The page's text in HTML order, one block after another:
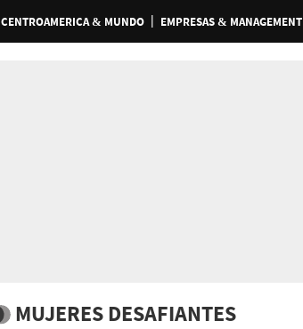
CENTROAMERICA & MUNDO EMPRESAS & MANAGEMENT
MUJERES DESAFIANTES